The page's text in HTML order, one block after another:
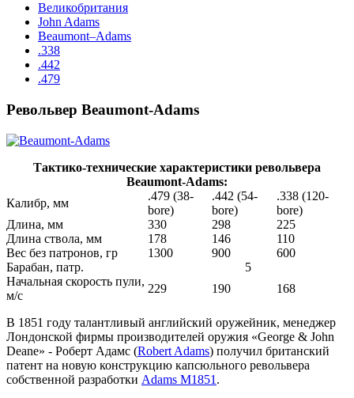
Великобритания
John Adams
Beaumont–Adams
.338
.442
.479
Револьвер Beaumont-Adams
Тактико-технические характеристики револьвера
Beaumont-Adams:
Калибр, мм
.479 (38-
bore)
.442 (54-
bore)
.338 (120-
bore)
Длина, мм
330 298
225
Длина ствола, мм
178 146
110
Вес без патронов, гр
1300 900
600
Барабан, патр.
5
Начальная скорость пули,
м/с
229 190 168
В 1851 году талантливый английский оружейник, менеджер
Лондонской фирмы производителей оружия «George & John
Deane» - Роберт Адамс (Robert Adams) получил британский
патент на новую конструкцию капсюльного револьвера
собственной разработки Adams M1851 .